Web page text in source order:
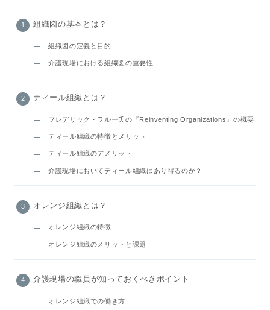
組織図の基本とは？
組織図の定義と目的
介護現場における組織図の重要性
ティール組織とは？
フレデリック・ラルー氏の『Reinventing Organizations』の概要
ティール組織の特徴とメリット
ティール組織のデメリット
介護現場においてティール組織はあり得るのか？
オレンジ組織とは？
オレンジ組織の特徴
オレンジ組織のメリットと課題
介護現場の職員が知っておくべきポイント
オレンジ組織での働き方